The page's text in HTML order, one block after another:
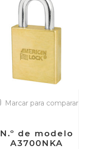
Marcar para comparar
N.º de modelo
A3700NKA